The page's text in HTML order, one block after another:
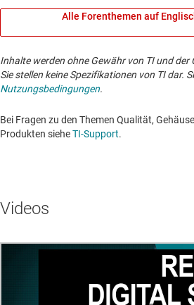
Alle Forenthemen auf
Inhalte werden ohne Gewähr von TI und
Sie stellen keine Spezifikationen von TI dar.
Nutzungsbedingungen.
Bei Fragen zu den Themen Qualität,
Produkten sieheTI-Support. ​​​​​​​​​​​​​​
Videos